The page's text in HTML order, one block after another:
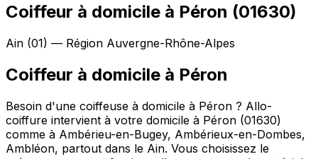
Coiffeur à domicile à Péron (01630)
Ain (01) — Région Auvergne-Rhône-Alpes
Coiffeur à domicile à Péron
Besoin d'une coiffeuse à domicile à Péron ? Allo-
coiffure intervient à votre domicile à Péron (01630)
comme à Ambérieu-en-Bugey, Ambérieux-en-Dombes,
Ambléon, partout dans le Ain. Vous choisissez le